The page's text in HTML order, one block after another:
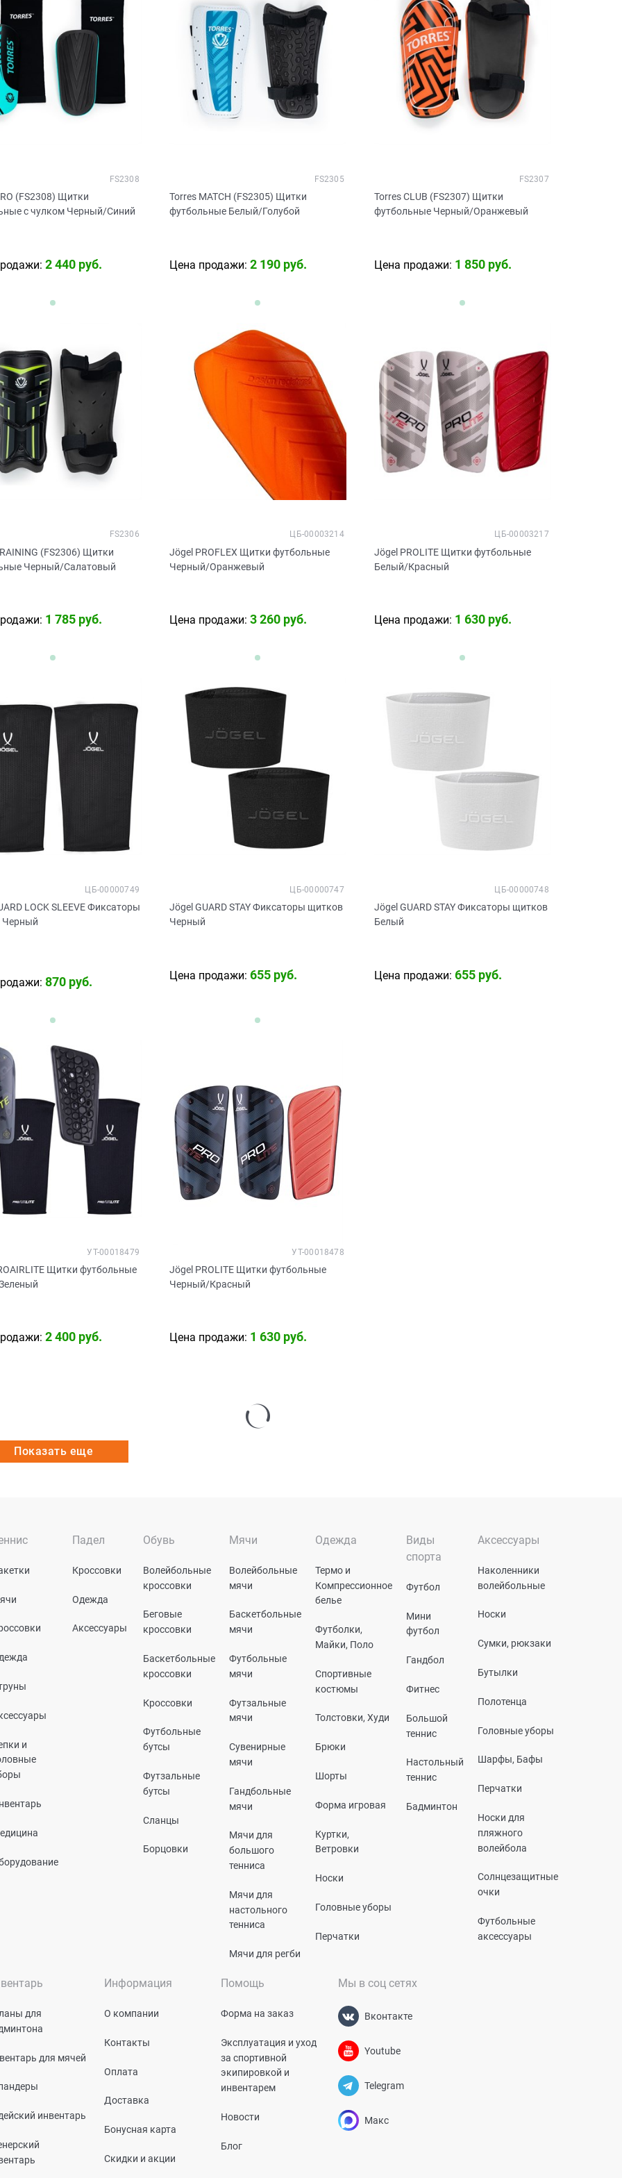
(FS2308) Щитки
с чулком Черный/Синий
FS2308
2 440 руб.
Torres MATCH (FS2305) Щитки
футбольные Белый/Голубой
FS2305
Цена продажи: 2 190 руб.
Torres CLUB (FS2307) Щитки
футбольные Черный/Оранжевый
FS2307
Цена продажи: 1 850 руб.
(FS2306) Щитки
Черный/Салатовый
FS2306
1 785 руб.
Jögel PROFLEX Щитки футбольные
Черный/Оранжевый
ЦБ-00003214
Цена продажи: 3 260 руб.
Jögel PROLITE Щитки футбольные
Белый/Красный
ЦБ-00003217
Цена продажи: 1 630 руб.
LOCK SLEEVE Фиксаторы
Черный
ЦБ-00000749
870 руб.
Jögel GUARD STAY Фиксаторы щитков
Черный
ЦБ-00000747
Цена продажи: 655 руб.
Jögel GUARD STAY Фиксаторы щитков
Белый
ЦБ-00000748
Цена продажи: 655 руб.
Щитки футбольные
УТ-00018479
2 400 руб.
Jögel PROLITE Щитки футбольные
Черный/Красный
УТ-00018478
Цена продажи: 1 630 руб.
Показать еще
и
Падел
Кроссовки
Одежда
Аксессуары
Обувь
Волейбольные
кроссовки
Беговые
кроссовки
Баскетбольные
кроссовки
Кроссовки
Футбольные
бутсы
Футзальные
бутсы
Сланцы
Борцовки
Мячи
Волейбольные
мячи
Баскетбольные
мячи
Футбольные
мячи
Футзальные
мячи
Сувенирные
мячи
Гандбольные
мячи
Мячи для
большого
тенниса
Мячи для
настольного
тенниса
Мячи для регби
Одежда
Термо и
Компрессионное
белье
Футболки,
Майки, Поло
Спортивные
костюмы
Толстовки, Худи
Брюки
Шорты
Форма игровая
Куртки,
Ветровки
Носки
Головные уборы
Перчатки
Виды
спорта
Футбол
Мини
футбол
Гандбол
Фитнес
Большой
теннис
Настольный
теннис
Бадминтон
Аксессуары
Наколенники
волейбольные
Носки
Сумки, рюкзаки
Бутылки
Полотенца
Головные уборы
Шарфы, Бафы
Перчатки
Носки для
пляжного
волейбола
Солнцезащитные
очки
Футбольные
аксессуары
для
для мячей
инвентарь
Информация
О компании
Контакты
Оплата
Доставка
Бонусная карта
Скидки и акции
Помощь
Форма на заказ
Эксплуатация и уход
за спортивной
экипировкой и
инвентарем
Новости
Блог
Мы в соц сетях
Вконтакте
Youtube
Telegram
Макс